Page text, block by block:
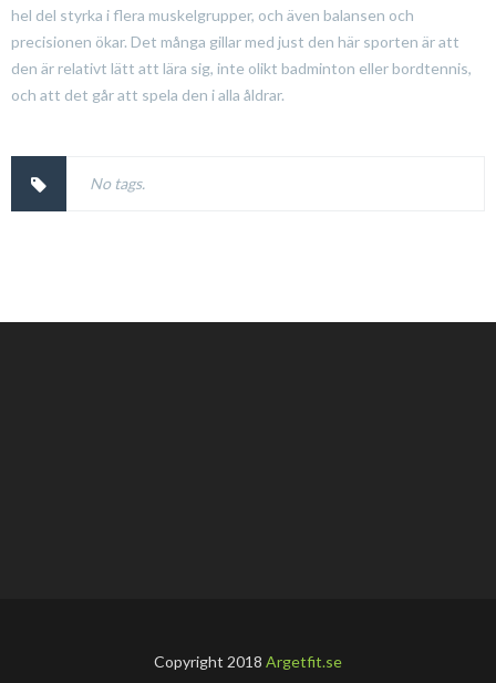
hel del styrka i flera muskelgrupper, och även balansen och
precisionen ökar. Det många gillar med just den här sporten är att
den är relativt lätt att lära sig, inte olikt badminton eller bordtennis,
och att det går att spela den i alla åldrar.
No tags.
Copyright 2018 Argetfit.se